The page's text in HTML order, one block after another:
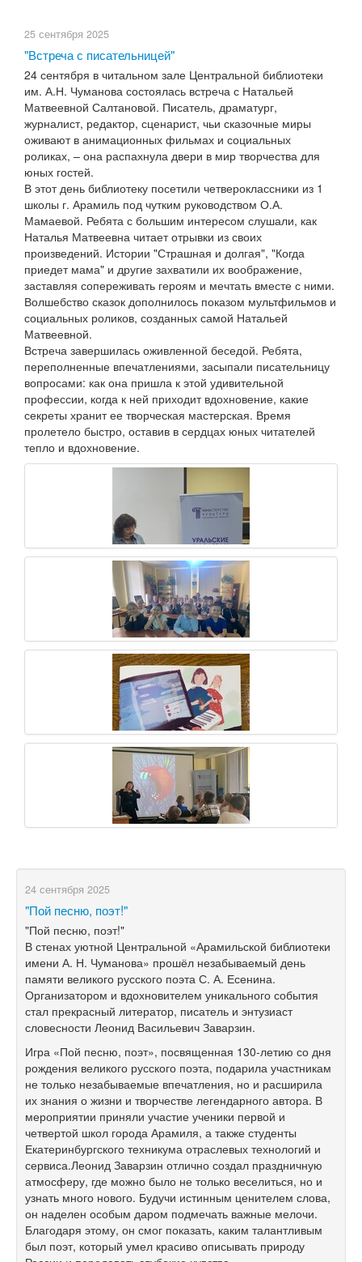
25 сентября 2025
"Встреча с писательницей"
24 сентября в читальном зале Центральной библиотеки
им. А.Н. Чуманова состоялась встреча с Натальей
Матвеевной Салтановой. Писатель, драматург,
журналист, редактор, сценарист, чьи сказочные миры
оживают в анимационных фильмах и социальных
роликах, – она распахнула двери в мир творчества для
юных гостей.
В этот день библиотеку посетили четвероклассники из 1
школы г. Арамиль под чутким руководством О.А.
Мамаевой. Ребята с большим интересом слушали, как
Наталья Матвеевна читает отрывки из своих
произведений. Истории "Страшная и долгая", "Когда
приедет мама" и другие захватили их воображение,
заставляя сопереживать героям и мечтать вместе с ними.
Волшебство сказок дополнилось показом мультфильмов и
социальных роликов, созданных самой Натальей
Матвеевной.
Встреча завершилась оживленной беседой. Ребята,
переполненные впечатлениями, засыпали писательницу
вопросами: как она пришла к этой удивительной
профессии, когда к ней приходит вдохновение, какие
секреты хранит ее творческая мастерская. Время
пролетело быстро, оставив в сердцах юных читателей
тепло и вдохновение.
24 сентября 2025
"Пой песню, поэт!"
"Пой песню, поэт!"
В стенах уютной Центральной «Арамильской библиотеки
имени А. Н. Чуманова» прошёл незабываемый день
памяти великого русского поэта С. А. Есенина.
Организатором и вдохновителем уникального события
стал прекрасный литератор, писатель и энтузиаст
словесности Леонид Васильевич Заварзин.
Игра «Пой песню, поэт», посвященная 130-летию со дня
рождения великого русского поэта, подарила участникам
не только незабываемые впечатления, но и расширила
их знания о жизни и творчестве легендарного автора. В
мероприятии приняли участие ученики первой и
четвертой школ города Арамиля, а также студенты
Екатеринбургского техникума отраслевых технологий и
сервиса.Леонид Заварзин отлично создал праздничную
атмосферу, где можно было не только веселиться, но и
узнать много нового. Будучи истинным ценителем слова,
он наделен особым даром подмечать важные мелочи.
Благодаря этому, он смог показать, каким талантливым
был поэт, который умел красиво описывать природу